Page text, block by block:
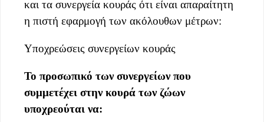
και τα συνεργεία κουράς ότι είναι απαραίτητη
η πιστή εφαρμογή των ακόλουθων μέτρων:
Υποχρεώσεις συνεργείων κουράς
Το προσωπικό των συνεργείων που
συμμετέχει στην κουρά των ζώων
υποχρεούται να: